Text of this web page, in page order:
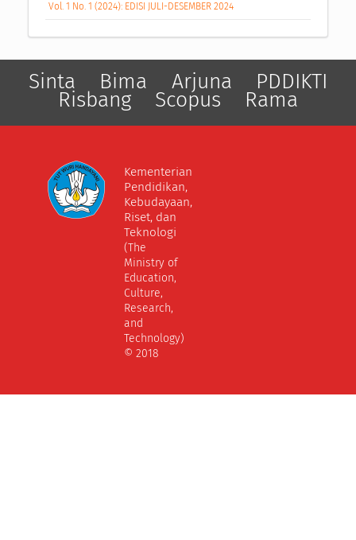
Vol. 1 No. 1 (2024): EDISI JULI-DESEMBER 2024
Sinta Bima Arjuna PDDIKTI
Risbang Scopus Rama
Kementerian
Pendidikan,
Kebudayaan,
Riset, dan
Teknologi
(The
Ministry of
Education,
Culture,
Research,
and
Technology)
© 2018